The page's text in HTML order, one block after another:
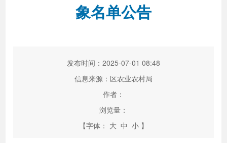
新闻中心 解读回应
象名单公告
发布时间：2025-07-01 08:48
信息来源：区农业农村局
作者：
浏览量：
【字体： 大 中 小 】